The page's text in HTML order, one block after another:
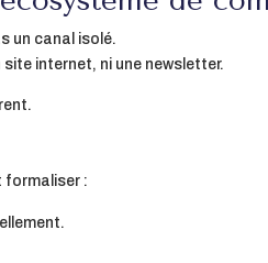
un canal isolé.
site internet, ni une newsletter.
formaliser :